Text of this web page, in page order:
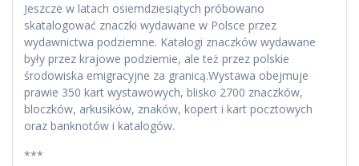
Jeszcze w latach osiemdziesiątych próbowano
skatalogować znaczki wydawane w Polsce przez
wydawnictwa podziemne. Katalogi znaczków wydawane
były przez krajowe podziemie, ale też przez polskie
środowiska emigracyjne za granicą.Wystawa obejmuje
prawie 350 kart wystawowych, blisko 2700 znaczków,
bloczków, arkusików, znaków, kopert i kart pocztowych
oraz banknotów i katalogów.
***